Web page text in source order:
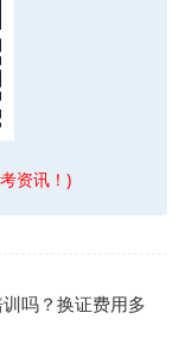
资讯！)
吗？换证费用多